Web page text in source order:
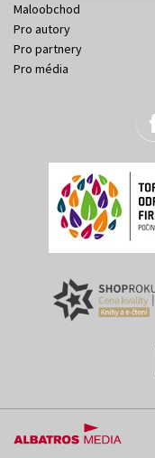
Maloobchod
Pro autory
Pro partnery
Pro média